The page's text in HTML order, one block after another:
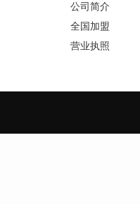
公司简介
全国加盟
营业执照